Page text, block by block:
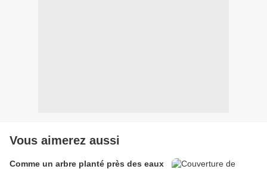
Vous aimerez aussi
Comme un arbre planté près des eaux